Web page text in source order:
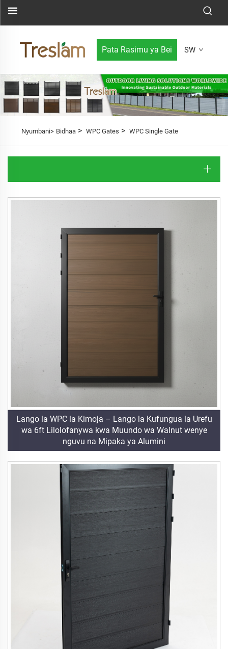
Pata Rasimu ya Bei SW
Nyumbani> Bidhaa> WPC Gates > WPC Single Gate
Lango la WPC la Kimoja – Lango la Kufungua la Urefu
wa 6ft Lilolofanywa kwa Muundo wa Walnut wenye
nguvu na Mipaka ya Alumini